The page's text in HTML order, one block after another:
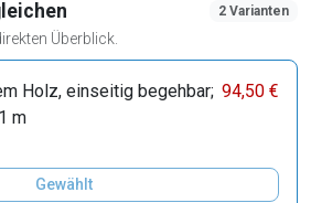
Überblick.
2 Varianten
Holz, einseitig begehbar;
m
94,50 €
Gewählt